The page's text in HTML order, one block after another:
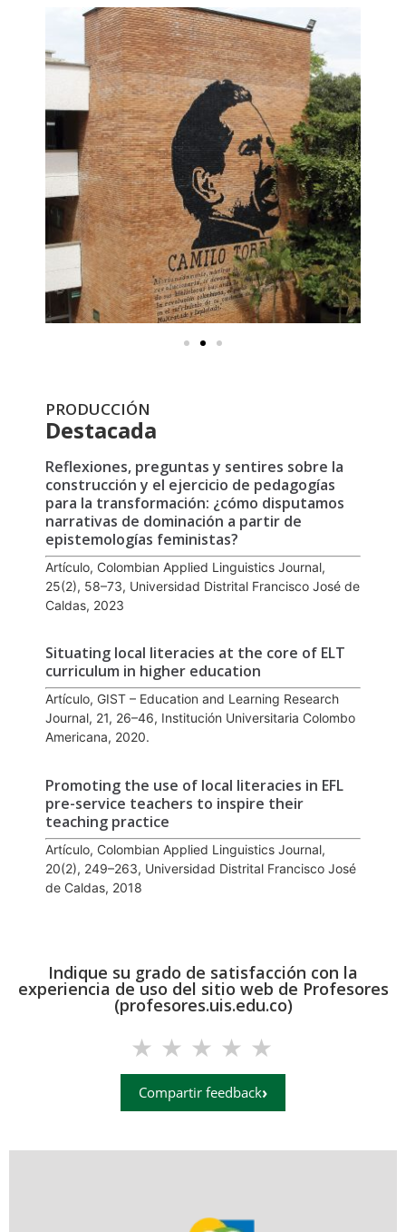
PRODUCCIÓN
Destacada
Reflexiones, preguntas y sentires sobre la
construcción y el ejercicio de pedagogías
para la transformación: ¿cómo disputamos
narrativas de dominación a partir de
epistemologías feministas?
Artículo, Colombian Applied Linguistics Journal,
25(2), 58–73, Universidad Distrital Francisco José de
Caldas, 2023
Situating local literacies at the core of ELT
curriculum in higher education
Artículo, GIST – Education and Learning Research
Journal, 21, 26–46, Institución Universitaria Colombo
Americana, 2020.
Promoting the use of local literacies in EFL
pre-service teachers to inspire their
teaching practice
Artículo, Colombian Applied Linguistics Journal,
20(2), 249–263, Universidad Distrital Francisco José
de Caldas, 2018
Indique su grado de satisfacción con la
experiencia de uso del sitio web de Profesores
(profesores.uis.edu.co)